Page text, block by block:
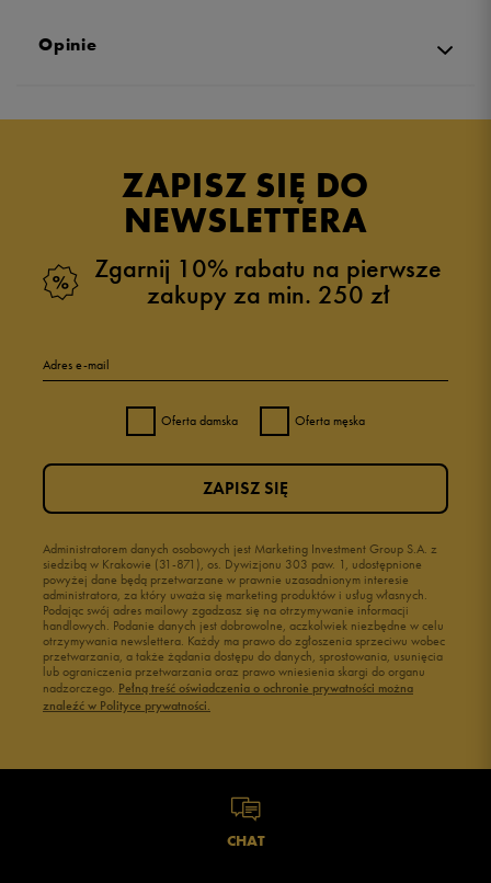
Opinie
ZAPISZ SIĘ DO
NEWSLETTERA
Zgarnij 10% rabatu na pierwsze
zakupy za min. 250 zł
Adres e-mail
Oferta damska Oferta męska
Administratorem danych osobowych jest Marketing Investment Group S.A. z
siedzibą w Krakowie (31-871), os. Dywizjonu 303 paw. 1, udostępnione
powyżej dane będą przetwarzane w prawnie uzasadnionym interesie
administratora, za który uważa się marketing produktów i usług własnych.
Podając swój adres mailowy zgadzasz się na otrzymywanie informacji
handlowych. Podanie danych jest dobrowolne, aczkolwiek niezbędne w celu
otrzymywania newslettera. Każdy ma prawo do zgłoszenia sprzeciwu wobec
przetwarzania, a także żądania dostępu do danych, sprostowania, usunięcia
lub ograniczenia przetwarzania oraz prawo wniesienia skargi do organu
nadzorczego. Pełną treść oświadczenia o ochronie prywatności można
znaleźć w Polityce prywatności.
ZAPISZ SIĘ
CHAT